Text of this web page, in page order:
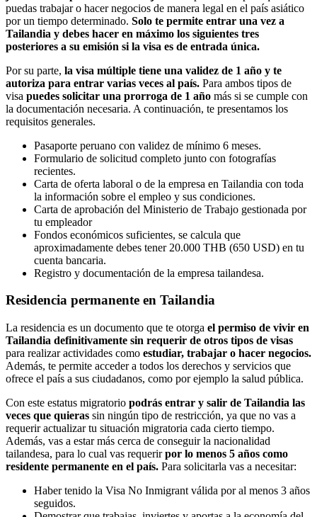
puedas trabajar o hacer negocios de manera legal en el país asiático
por un tiempo determinado. Solo te permite entrar una vez a
Tailandia y debes hacer en máximo los siguientes tres
posteriores a su emisión si la visa es de entrada única.
Por su parte, la visa múltiple tiene una validez de 1 año y te
autoriza para entrar varias veces al país. Para ambos tipos de
visa puedes solicitar una prorroga de 1 año más si se cumple con
la documentación necesaria. A continuación, te presentamos los
requisitos generales.
Pasaporte peruano con validez de mínimo 6 meses.
Formulario de solicitud completo junto con fotografías
recientes.
Carta de oferta laboral o de la empresa en Tailandia con toda
la información sobre el empleo y sus condiciones.
Carta de aprobación del Ministerio de Trabajo gestionada por
tu empleador
Fondos económicos suficientes, se calcula que
aproximadamente debes tener 20.000 THB (650 USD) en tu
cuenta bancaria.
Registro y documentación de la empresa tailandesa.
Residencia permanente en Tailandia
La residencia es un documento que te otorga el permiso de vivir en
Tailandia definitivamente sin requerir de otros tipos de visas
para realizar actividades como estudiar, trabajar o hacer negocios.
Además, te permite acceder a todos los derechos y servicios que
ofrece el país a sus ciudadanos, como por ejemplo la salud pública.
Con este estatus migratorio podrás entrar y salir de Tailandia las
veces que quieras sin ningún tipo de restricción, ya que no vas a
requerir actualizar tu situación migratoria cada cierto tiempo.
Además, vas a estar más cerca de conseguir la nacionalidad
tailandesa, para lo cual vas requerirpor lo menos 5 años como
residente permanente en el país. Para solicitarla vas a necesitar:
Haber tenido la Visa No Inmigrant válida por al menos 3 años
seguidos.